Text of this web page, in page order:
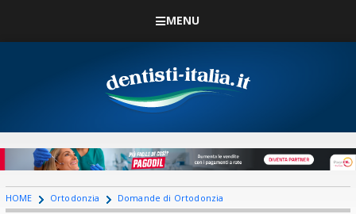
MENU
HOME Ortodonzia Domande di Ortodonzia